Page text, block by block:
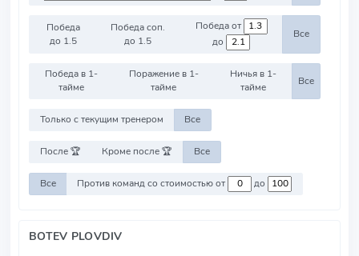
Победа
до 1.5
Победа соп.
до 1.5
Победа от
до
Все
Победа в 1-
тайме
Поражение в 1-
тайме
Ничья в 1-
тайме
Все
Только с текущим тренером Все
После 🏆 Кроме после 🏆 Все
Все Против команд со стоимостью от до
BOTEV PLOVDIV